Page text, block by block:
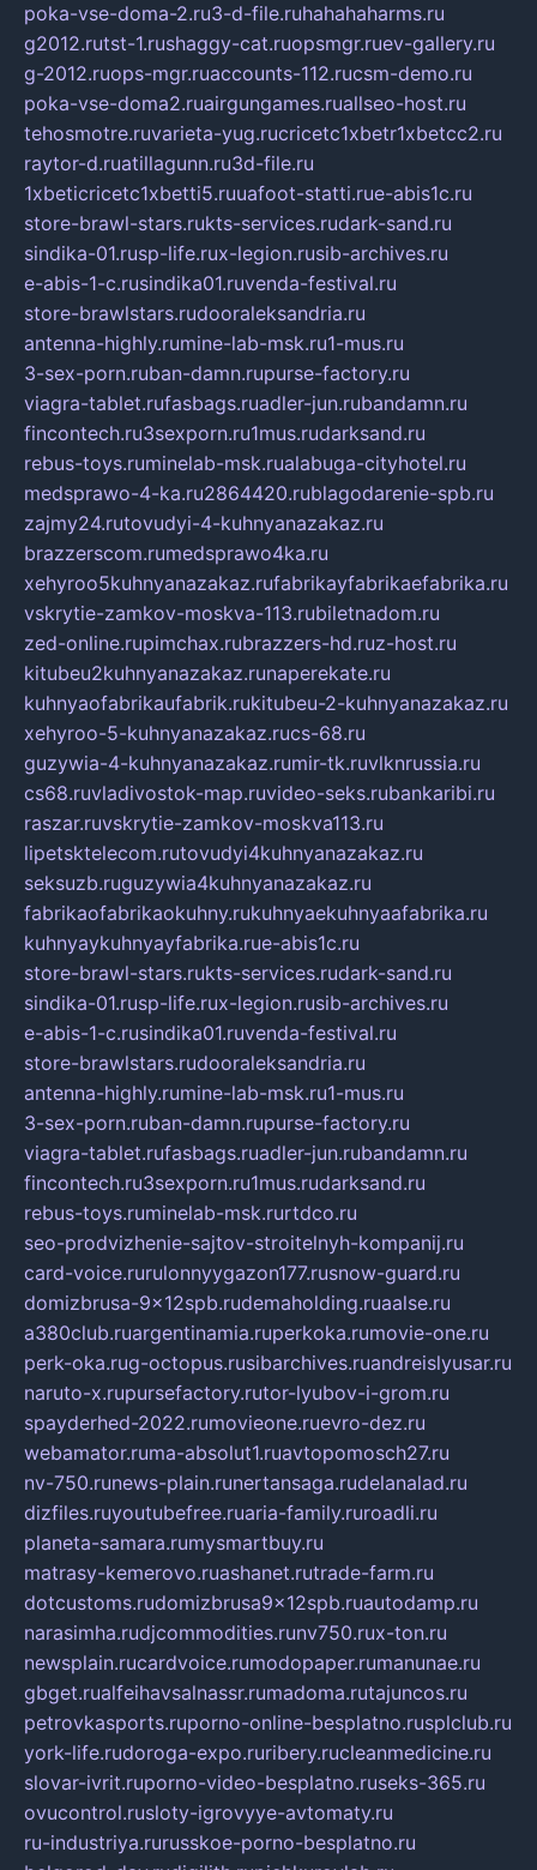
poka-vse-doma-2.ru3-d-file.ruhahahaharms.ru
g2012.rutst-1.rushaggy-cat.ruopsmgr.ruev-gallery.ru
g-2012.ruops-mgr.ruaccounts-112.rucsm-demo.ru
poka-vse-doma2.ruairgungames.ruallseo-host.ru
tehosmotre.ruvarieta-yug.rucricetc1xbetr1xbetcc2.ru
raytor-d.ruatillagunn.ru3d-file.ru
1xbeticricetc1xbetti5.ruuafoot-statti.rue-abis1c.ru
store-brawl-stars.rukts-services.rudark-sand.ru
sindika-01.rusp-life.rux-legion.rusib-archives.ru
e-abis-1-c.rusindika01.ruvenda-festival.ru
store-brawlstars.rudooraleksandria.ru
antenna-highly.rumine-lab-msk.ru1-mus.ru
3-sex-porn.ruban-damn.rupurse-factory.ru
viagra-tablet.rufasbags.ruadler-jun.rubandamn.ru
fincontech.ru3sexporn.ru1mus.rudarksand.ru
rebus-toys.ruminelab-msk.rualabuga-cityhotel.ru
medsprawo-4-ka.ru2864420.rublagodarenie-spb.ru
zajmy24.rutovudyi-4-kuhnyanazakaz.ru
brazzerscom.rumedsprawo4ka.ru
xehyroo5kuhnyanazakaz.rufabrikayfabrikaefabrika.ru
vskrytie-zamkov-moskva-113.rubiletnadom.ru
zed-online.rupimchax.rubrazzers-hd.ruz-host.ru
kitubeu2kuhnyanazakaz.runaperekate.ru
kuhnyaofabrikaufabrik.rukitubeu-2-kuhnyanazakaz.ru
xehyroo-5-kuhnyanazakaz.rucs-68.ru
guzywia-4-kuhnyanazakaz.rumir-tk.ruvlknrussia.ru
cs68.ruvladivostok-map.ruvideo-seks.rubankaribi.ru
raszar.ruvskrytie-zamkov-moskva113.ru
lipetsktelecom.rutovudyi4kuhnyanazakaz.ru
seksuzb.ruguzywia4kuhnyanazakaz.ru
fabrikaofabrikaokuhny.rukuhnyaekuhnyaafabrika.ru
kuhnyaykuhnyayfabrika.rue-abis1c.ru
store-brawl-stars.rukts-services.rudark-sand.ru
sindika-01.rusp-life.rux-legion.rusib-archives.ru
e-abis-1-c.rusindika01.ruvenda-festival.ru
store-brawlstars.rudooraleksandria.ru
antenna-highly.rumine-lab-msk.ru1-mus.ru
3-sex-porn.ruban-damn.rupurse-factory.ru
viagra-tablet.rufasbags.ruadler-jun.rubandamn.ru
fincontech.ru3sexporn.ru1mus.rudarksand.ru
rebus-toys.ruminelab-msk.rurtdco.ru
seo-prodvizhenie-sajtov-stroitelnyh-kompanij.ru
card-voice.rurulonnyygazon177.rusnow-guard.ru
domizbrusa-9x12spb.rudemaholding.ruaalse.ru
a380club.ruargentinamia.ruperkoka.rumovie-one.ru
perk-oka.rug-octopus.rusibarchives.ruandreislyusar.ru
naruto-x.rupursefactory.rutor-lyubov-i-grom.ru
spayderhed-2022.rumovieone.ruevro-dez.ru
webamator.ruma-absolut1.ruavtopomosch27.ru
nv-750.runews-plain.runertansaga.rudelanalad.ru
dizfiles.ruyoutubefree.ruaria-family.ruroadli.ru
planeta-samara.rumysmartbuy.ru
matrasy-kemerovo.ruashanet.rutrade-farm.ru
dotcustoms.rudomizbrusa9x12spb.ruautodamp.ru
narasimha.rudjcommodities.runv750.rux-ton.ru
newsplain.rucardvoice.rumodopaper.rumanunae.ru
gbget.rualfeihavsalnassr.rumadoma.rutajuncos.ru
petrovkasports.ruporno-online-besplatno.rusplclub.ru
york-life.rudoroga-expo.ruribery.rucleanmedicine.ru
slovar-ivrit.ruporno-video-besplatno.ruseks-365.ru
ovucontrol.rusloty-igrovyye-avtomaty.ru
ru-industriya.rurusskoe-porno-besplatno.ru